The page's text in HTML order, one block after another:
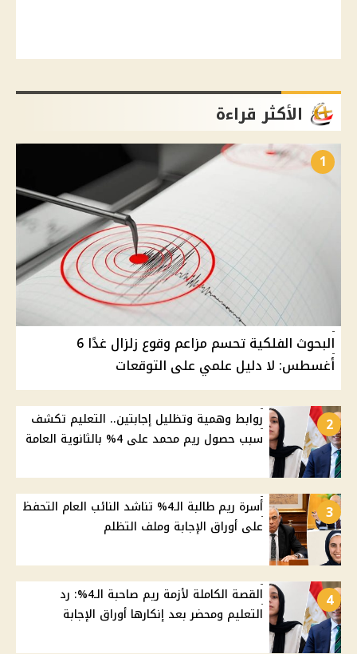
الأكثر قراءة
1
البحوث الفلكية تحسم مزاعم وقوع زلزال غدًا 6
أغسطس: لا دليل علمي على التوقعات
2
روابط وهمية وتظليل إجابتين.. التعليم تكشف
سبب حصول ريم محمد على 4% بالثانوية العامة
3
أسرة ريم طالبة الـ4% تناشد النائب العام التحفظ
على أوراق الإجابة وملف التظلم
4
القصة الكاملة لأزمة ريم صاحبة الـ4%: رد
التعليم ومحضر بعد إنكارها أوراق الإجابة